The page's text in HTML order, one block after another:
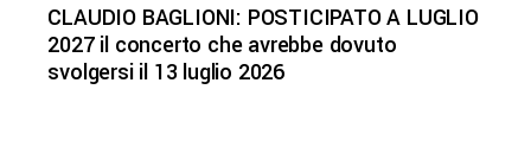
CLAUDIO BAGLIONI: POSTICIPATO A LUGLIO
2027 il concerto che avrebbe dovuto
svolgersi il 13 luglio 2026